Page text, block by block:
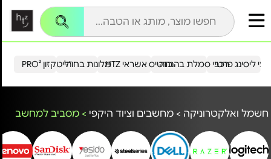
הייטקזון PRO²מלונות בחו"ל כרטיס אשראי HTZ ליסינג פרטירכבי סמלת בהנחה
חשמל ואלקטרוניקה > מחשבים וציוד היקפי > מסביב למחשב